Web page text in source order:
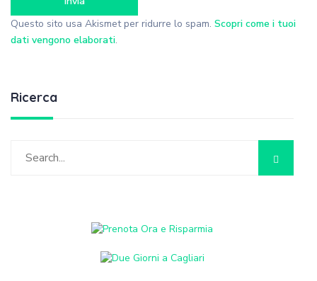
Questo sito usa Akismet per ridurre lo spam. Scopri come i tuoi
dati vengono elaborati.
Ricerca